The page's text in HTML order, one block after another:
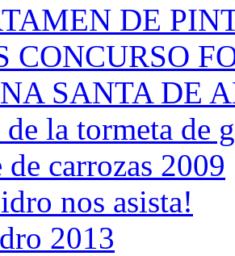
DE
CONCURSO
SANTA DE
la tormeta de
carrozas 2009
nos asista!
2013